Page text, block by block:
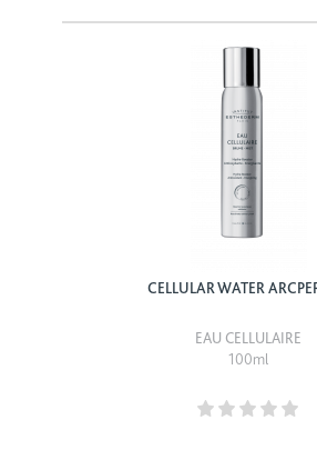
CELLULAR WATER
EAU CELLULAIRE
100ml